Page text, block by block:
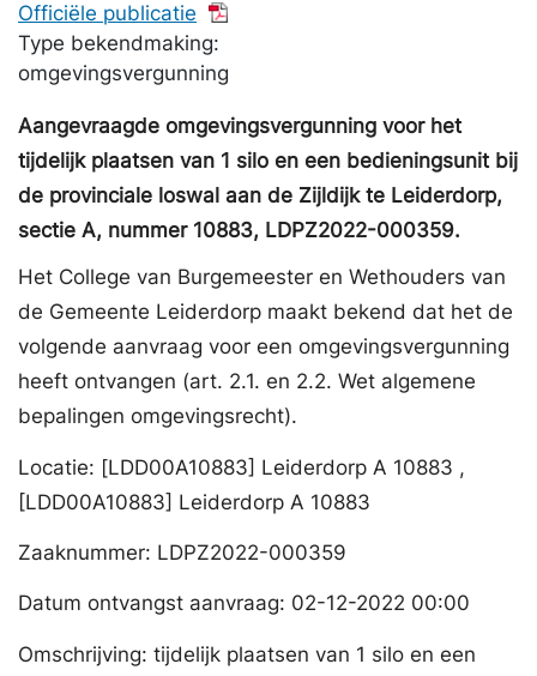
Officiële publicatie
Type bekendmaking:
omgevingsvergunning
Aangevraagde omgevingsvergunning voor het
tijdelijk plaatsen van 1 silo en een bedieningsunit bij
de provinciale loswal aan de Zijldijk te Leiderdorp,
sectie A, nummer 10883, LDPZ2022-000359.
Het College van Burgemeester en Wethouders van
de Gemeente Leiderdorp maakt bekend dat het de
volgende aanvraag voor een omgevingsvergunning
heeft ontvangen (art. 2.1. en 2.2. Wet algemene
bepalingen omgevingsrecht).
Locatie: [LDD00A10883] Leiderdorp A 10883 ,
[LDD00A10883] Leiderdorp A 10883
Zaaknummer: LDPZ2022-000359
Datum ontvangst aanvraag: 02-12-2022 00:00
Omschrijving: tijdelijk plaatsen van 1 silo en een